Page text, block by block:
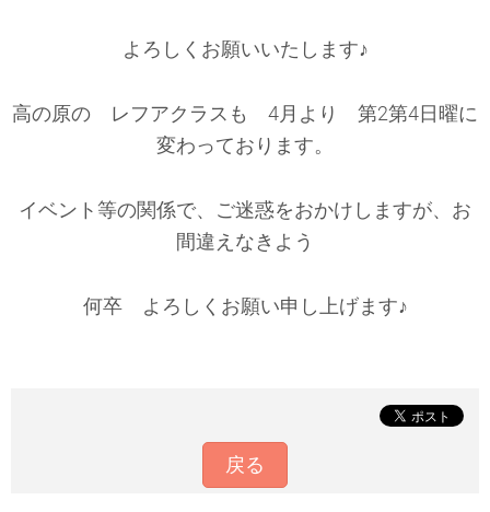
よろしくお願いいたします♪
高の原の レフアクラスも 4月より 第2第4日曜に
変わっております。
イベント等の関係で、ご迷惑をおかけしますが、お
間違えなきよう
何卒 よろしくお願い申し上げます♪
戻る